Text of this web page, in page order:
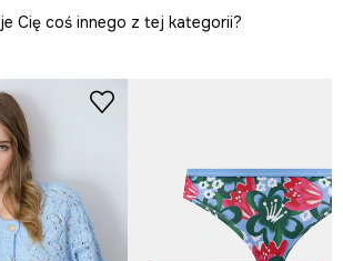
Cię coś innego z tej kategorii?